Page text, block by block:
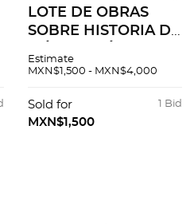
LOTE DE OBRAS
SOBRE HISTORIA DE
DESCONOCIDO /
DE LOS SIGLOS /
HISTORIA GRÁFICA
Estimate
MXN$1,500 - MXN$4,000
1 Bid
Sold for
MXN$1,500